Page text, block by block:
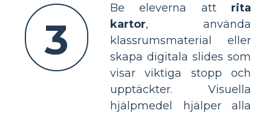
3
Be eleverna att rita
kartor, använda
klassrumsmaterial eller
skapa digitala slides som
visar viktiga stopp och
upptäckter. Visuella
hjälpmedel hjälper alla